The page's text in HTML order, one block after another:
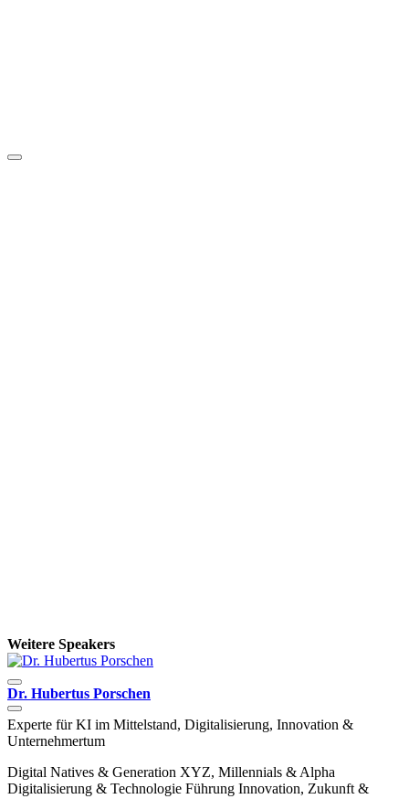
Weitere Speakers
Dr. Hubertus Porschen
Experte für KI im Mittelstand, Digitalisierung, Innovation &
Unternehmertum
Digital Natives & Generation XYZ, Millennials & Alpha
Digitalisierung & Technologie Führung Innovation, Zukunft &